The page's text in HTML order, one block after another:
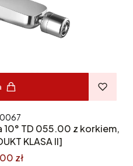
TD 055.00 z korkiem,
KLASA II]
zł